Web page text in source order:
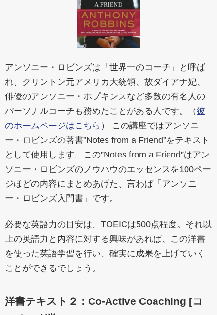
アンソニー・ロビンズは「世界一のコーチ」と呼ば
れ、クリントン元アメリカ大統領、故ダイアナ妃、
俳優のアンソニー・ホプキンスなど多数の有名人の
パーソナルコーチも務めたことがある人です。（彼
のホームページはこちら ） この講座ではアンソニ
ー・ロビンズの著書”Notes from a Friend”をテキスト
として使用します。この”Notes from a Friend”はアン
ソニー・ロビンズのノウハウのエッセンスを100ペー
ジほどの内容にまとめあげた、言わば「アンソニ
ー・ロビンズ入門書」です。
必要な英語力の目安は、TOEICは500点程度。それ以
上の英語力と内容に対する興味があれば、この洋書
を使った英語学習を行い、確実に成果を上げていく
ことができるでしょう。
洋書テキスト２：Co-Active Coaching [コ